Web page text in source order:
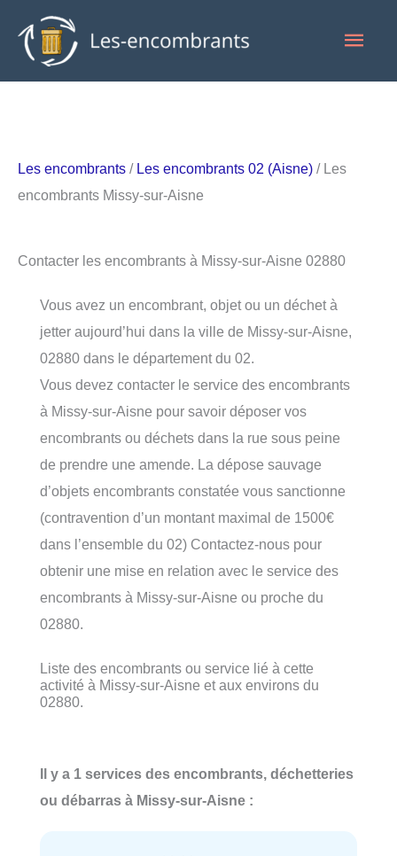
contenu
Les encombrants / Les encombrants 02 (Aisne) / Les
encombrants Missy-sur-Aisne
Contacter les encombrants à Missy-sur-Aisne 02880
Vous avez un encombrant, objet ou un déchet à
jetter aujourd’hui dans la ville de Missy-sur-Aisne,
02880 dans le département du 02.
Vous devez contacter le service des encombrants
à Missy-sur-Aisne pour savoir déposer vos
encombrants ou déchets dans la rue sous peine
de prendre une amende. La dépose sauvage
d’objets encombrants constatée vous sanctionne
(contravention d’un montant maximal de 1500€
dans l’ensemble du 02) Contactez-nous pour
obtenir une mise en relation avec le service des
encombrants à Missy-sur-Aisne ou proche du
02880.
Liste des encombrants ou service lié à cette
activité à Missy-sur-Aisne et aux environs du
02880.
Il y a 1 services des encombrants, déchetteries
ou débarras à Missy-sur-Aisne :